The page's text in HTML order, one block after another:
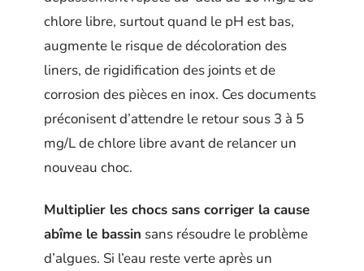
chlore libre, surtout quand le pH est bas,
augmente le risque de décoloration des
liners, de rigidification des joints et de
corrosion des pièces en inox. Ces documents
préconisent d’attendre le retour sous 3 à 5
mg/L de chlore libre avant de relancer un
nouveau choc.
Multiplier les chocs sans corriger la cause
abîme le bassin sans résoudre le problème
d’algues. Si l’eau reste verte après un